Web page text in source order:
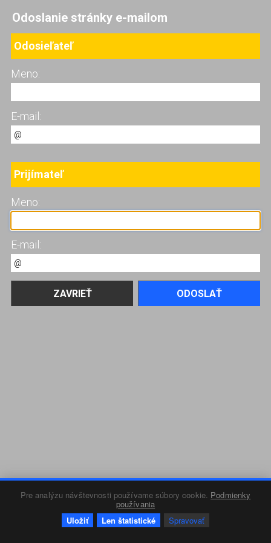
Pre analýzu návštevnosti používame súbory cookie. Podmienky
používania
Uložiť
Len štatistické Spravovať
Odoslanie stránky e-mailom
Odosieľateľ
Meno:
E-mail:
Prijímateľ
Meno:
E-mail: